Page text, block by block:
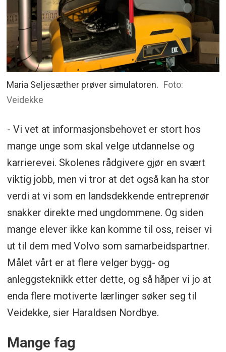
Maria Seljesæther prøver simulatoren. Foto:
Veidekke
- Vi vet at informasjonsbehovet er stort hos
mange unge som skal velge utdannelse og
karrierevei. Skolenes rådgivere gjør en svært
viktig jobb, men vi tror at det også kan ha stor
verdi at vi som en landsdekkende entreprenør
snakker direkte med ungdommene. Og siden
mange elever ikke kan komme til oss, reiser vi
ut til dem med Volvo som samarbeidspartner.
Målet vårt er at flere velger bygg- og
anleggsteknikk etter dette, og så håper vi jo at
enda flere motiverte lærlinger søker seg til
Veidekke, sier Haraldsen Nordbye.
Mange fag